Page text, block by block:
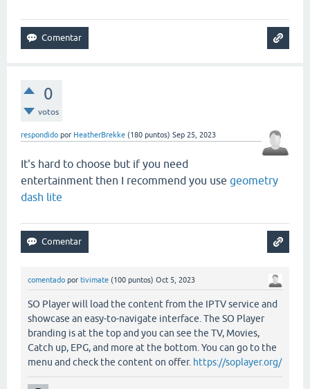
0
votos
respondido por HeatherBrekke (180 puntos) Sep 25, 2023
It's hard to choose but if you need
entertainment then I recommend you use geometry
dash lite
comentado por tivimate (100 puntos) Oct 5, 2023
SO Player will load the content from the IPTV service and
showcase an easy-to-navigate interface. The SO Player
branding is at the top and you can see the TV, Movies,
Catch up, EPG, and more at the bottom. You can go to the
menu and check the content on offer. https://soplayer.org/